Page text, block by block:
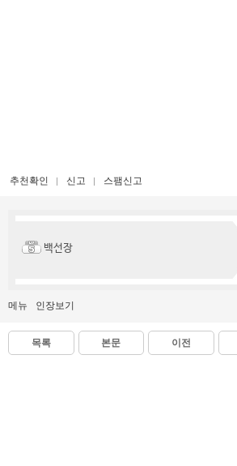
추천확인 신고 스팸신고
백선장
메뉴 인장보기
목록 본문 이전